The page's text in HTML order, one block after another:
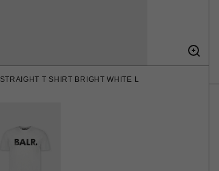
T SHIRT BRIGHT WHITE L